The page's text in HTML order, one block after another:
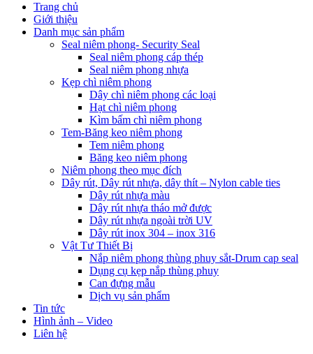
Trang chủ
Giới thiệu
Danh mục sản phẩm
Seal niêm phong- Security Seal
Seal niêm phong cáp thép
Seal niêm phong nhựa
Kẹp chì niêm phong
Dây chì niêm phong các loại
Hạt chì niêm phong
Kìm bấm chì niêm phong
Tem-Băng keo niêm phong
Tem niêm phong
Băng keo niêm phong
Niêm phong theo mục đích
Dây rút, Dây rút nhựa, dây thít – Nylon cable ties
Dây rút nhựa màu
Dây rút nhựa tháo mở được
Dây rút nhựa ngoài trời UV
Dây rút inox 304 – inox 316
Vật Tư Thiết Bị
Nắp niêm phong thùng phuy sắt-Drum cap seal
Dụng cụ kẹp nắp thùng phuy
Can đựng mẫu
Dịch vụ sản phẩm
Tin tức
Hình ảnh – Video
Liên hệ